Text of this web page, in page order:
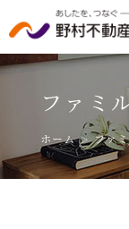
物件を探す
トップ
物件を探す
エリアか
ファミ
ホーム ファ